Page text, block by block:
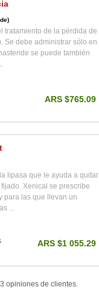
tratamiento de la pérdida de
Se debe administrar sólo en
se puede también
ARS $765.09
lipasa que le ayuda a quitar
Xenical se prescribe
para las que llevan un
...
ARS $1 055.29
opiniones de clientes.